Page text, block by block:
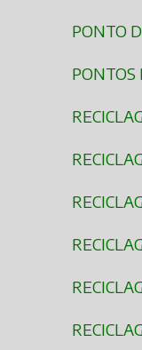
PONTO